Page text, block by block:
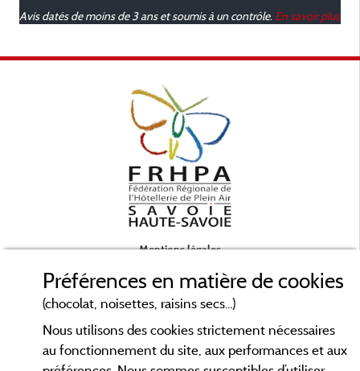
Avis datés de moins de 3 ans et soumis à un contrôle. En savoir plus
Mentions légales
Contact
Préférences en matière de cookies
(chocolat, noisettes, raisins secs...)
Nous utilisons des cookies strictement nécessaires
au fonctionnement du site, aux performances et aux